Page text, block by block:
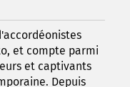
et compte parmi
et captivants
Depuis